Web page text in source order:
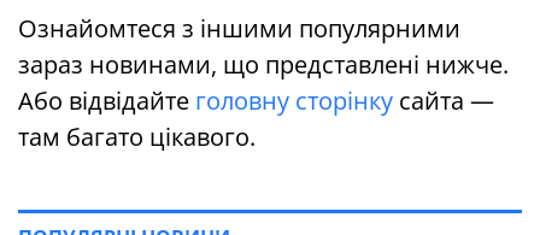
Ознайомтеся з іншими популярними
зараз новинами, що представлені нижче.
Або відвідайте головну сторінку сайта —
там багато цікавого.